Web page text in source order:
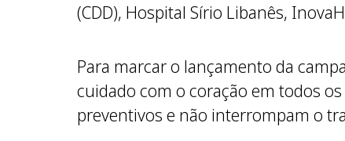
(CDD), Hospital Sírio Libanês,
Para marcar o lançamento da
cuidado com o coração em todos
preventivos e não interrompam o